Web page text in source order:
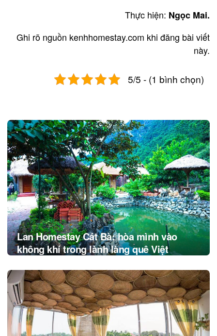
Thực hiện: Ngọc Mai.
Ghi rõ nguồn kenhhomestay.com khi đăng bài viết
này.
5/5 - (1 bình chọn)
Post
navigation
Lan Homestay Cát Bà: hòa mình vào
không khí trong lành làng quê Việt